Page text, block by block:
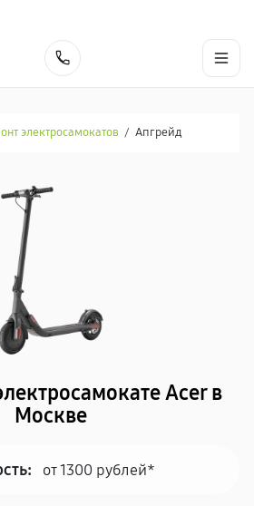
электросамокатов / Апгрейд
Acer в
Москве
от 1300 рублей*